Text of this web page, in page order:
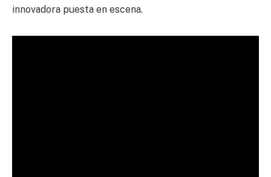
innovadora puesta en escena.